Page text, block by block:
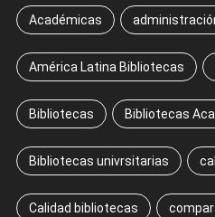
Académicas
América Latina Bibliotecas
Bibliotecas Bibliotecas
Bibliotecas univrsitarias
Calidad bibliotecas